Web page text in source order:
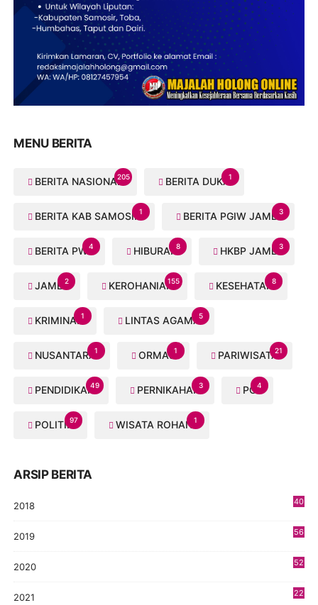
MENU BERITA
BERITA NASIONAL205 BERITA DUKA1
BERITA KAB SAMOSIR1 BERITA PGIW JAMBI3
BERITA PWI4 HIBURAN8 HKBP JAMBI3
JAMBI2 KEROHANIAN155 KESEHATAN8
KRIMINAL1 LINTAS AGAMA5
NUSANTARA1 ORMAS1 PARIWISATA21
PENDIDIKAN49 PERNIKAHAN3 PGI4
POLITIK97 WISATA ROHANI1
ARSIP BERITA
2018
40
2019
56
2020
52
2021
22